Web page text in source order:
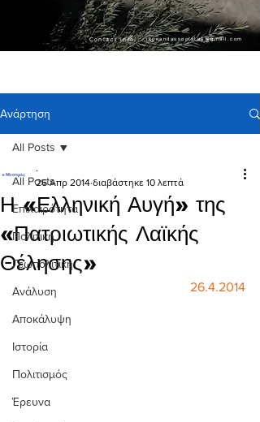
Contact info: ikonandassociates@gmail.com
Ανάρτηση
All Posts
Επικαιρότητα
Πολιτική
Γεωπολιτική
Ανάλυση
Αποκάλυψη
Ιστορία
Πολιτισμός
Έρευνα
All Posts
Η «Ελληνική Αυγή» της
«Πατριωτικής Λαϊκής
Θέλησης»
.
26 Απρ 2014 διαβάστηκε 10 λεπτά
26.4.2014